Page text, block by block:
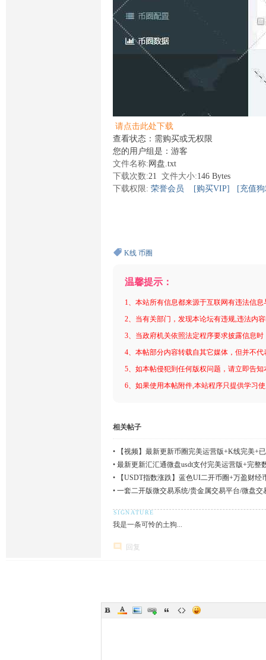
请点击此处下载
查看状态：需购买或无权限
您的用户组是：游客
文件名称: 网盘.txt
下载次数:21 文件大小:146 Bytes
下载权限: 荣誉会员 [购买VIP] [充值
K线 币圈
温馨提示：
1、本站所有信息都来源于互联网有违法信
2、当有关部门，发现本论坛有违规,违法内
3、当政府机关依照法定程序要求披露信息
4、本帖部分内容转载自其它媒体，但并不
5、如本帖侵犯到任何版权问题，请立即告
6、如果使用本帖附件,本站程序只提供学习
相关帖子
•
【视频】最新更新币圈完美运营版+K线完美+
• 最新更新汇汇通微盘usdt支付完美运营版+完整
•
【USDT指数涨跌】蓝色UI二开币圈+万盈财
• 一套二开版微交易系统/贵金属交易平台/微盘交
我是一条可怜的土狗...
回复